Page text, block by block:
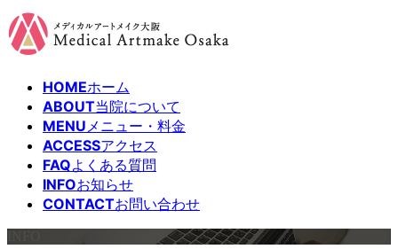
コ
ン
テ
ナ
ビ
ゲ
HOMEホーム
ABOUT当院について
MENUメニュー・料金
ACCESSアクセス
FAQよくある質問
INFOお知らせ
CONTACTお問い合わせ